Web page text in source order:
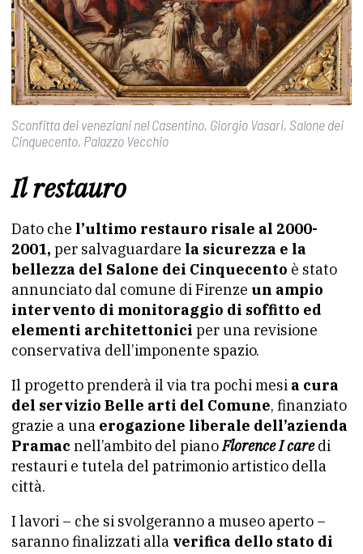
Sconfitta dei veneziani nel Casentino, Giorgio Vasari, Salone dei
Cinquecento, Palazzo Vecchio
Il restauro
Dato che l’ultimo restauro risale al 2000-
2001, per salvaguardare la sicurezza e la
bellezza del Salone dei Cinquecento è stato
annunciato dal comune di Firenze un ampio
intervento di monitoraggio di soffitto ed
elementi architettonici per una revisione
conservativa dell’imponente spazio.
Il progetto prenderà il via tra pochi mesi a cura
del servizio Belle arti del Comune, finanziato
grazie a una erogazione liberale dell’azienda
Pramac nell’ambito del pianoFlorence I care di
restauri e tutela del patrimonio artistico della
città.
I lavori – che si svolgeranno a museo aperto –
saranno finalizzati alla verifica dello stato di